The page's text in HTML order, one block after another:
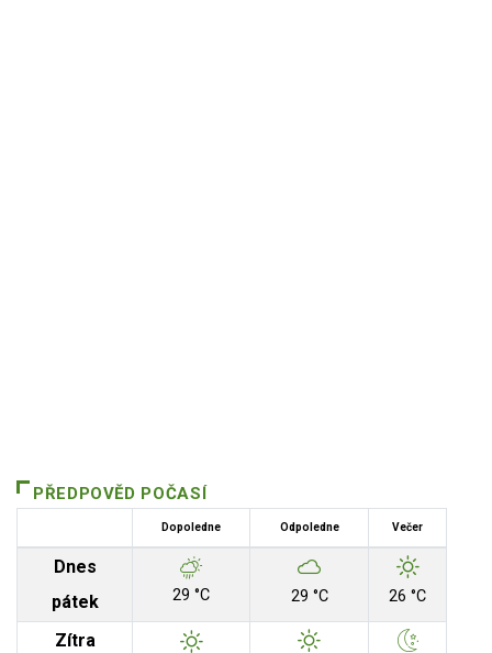
PŘEDPOVĚD POČASÍ
Dopoledne Odpoledne Večer
Dnes
pátek
29 °C 29 °C 26 °C
Zítra